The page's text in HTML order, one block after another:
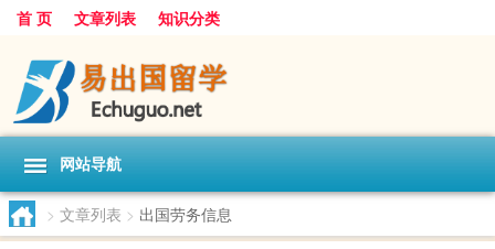
首 页 文章列表 知识分类
网站导航
> 文章列表 > 出国劳务信息